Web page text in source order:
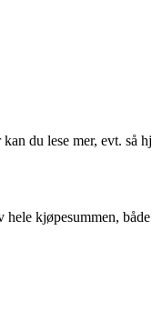
du lese mer, evt. så
kjøpesummen,